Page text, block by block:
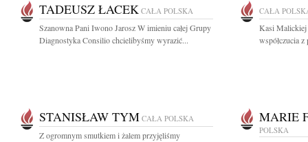
TADEUSZ ŁACEK CAŁA POLSKA
Szanowna Pani Iwono Jarosz W imieniu całej Grupy
Diagnostyka Consilio chcielibyśmy wyrazić...
CAŁA
Kasi Malickiej
współczucia
STANISŁAW TYM CAŁA POLSKA
Z ogromnym smutkiem i żalem przyjęliśmy
MARIE
POLSKA